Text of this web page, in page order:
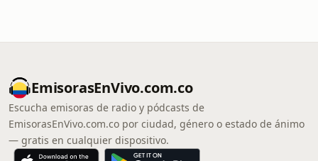
EmisorasEnVivo.com.co
Escucha emisoras de radio y pódcasts de
EmisorasEnVivo.com.co por ciudad, género o estado de ánimo
— gratis en cualquier dispositivo.